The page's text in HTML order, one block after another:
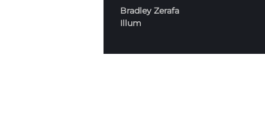
Bradley Zerafa
Illum